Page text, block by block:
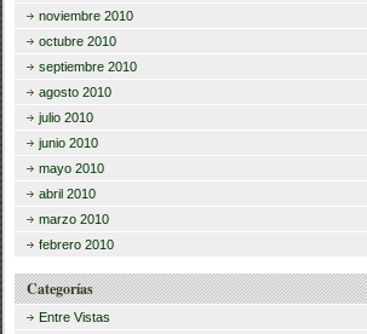
noviembre 2010
octubre 2010
septiembre 2010
agosto 2010
julio 2010
junio 2010
mayo 2010
abril 2010
marzo 2010
febrero 2010
Categorías
Entre Vistas